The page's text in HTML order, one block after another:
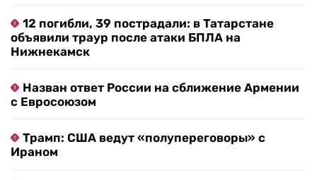
12 погибли, 39 пострадали: в Татарстане
объявили траур после атаки БПЛА на
Нижнекамск
Назван ответ России на сближение Армении
с Евросоюзом
Трамп: США ведут «полупереговоры» с
Ираном